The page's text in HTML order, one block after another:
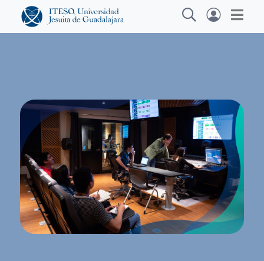
Explora sitios web, programas académicos,
actividades y noticias
Diplomados y Cur|